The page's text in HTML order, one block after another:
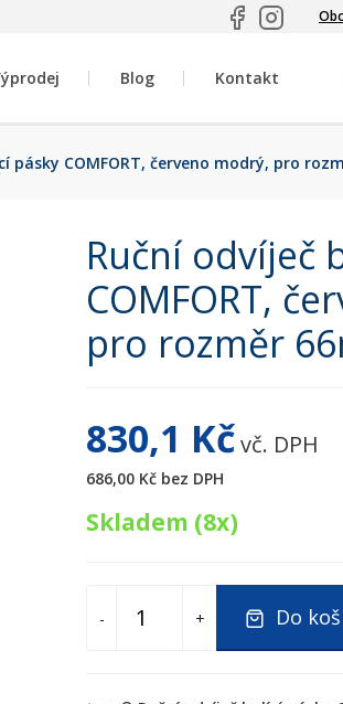
Blog Kontakt
pásky COMFORT, červeno modrý, pro
Ruční odvíječ
COMFORT,
pro rozměr
830,1 Kčvč. DPH
686,00 Kč bez DPH
Skladem (8x)
- + Do